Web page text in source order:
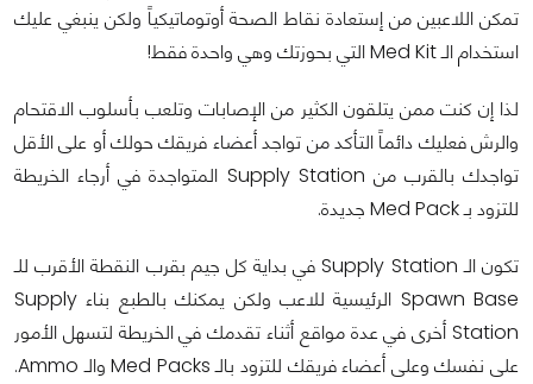
تمكن اللاعبين من إستعادة نقاط الصحة أوتوماتيكياً ولكن ينبغي عليك
استخدام الـ Med Kit التي بحوزتك وهي واحدة فقط!
لذا إن كنت ممن يتلقون الكثير من الإصابات وتلعب بأسلوب الاقتحام
والرش فعليك دائماً التأكد من تواجد أعضاء فريقك حولك أو على الأقل
تواجدك بالقرب من Supply Station المتواجدة في أرجاء الخريطة
للتزود بـ Med Pack جديدة.
تكون الـ Supply Station في بداية كل جيم بقرب النقطة الأقرب للـ
Spawn Base الرئيسية للاعب ولكن يمكنك بالطبع بناء Supply
Station أخرى في عدة مواقع أثناء تقدمك في الخريطة لتسهل الأمور
على نفسك وعلى أعضاء فريقك للتزود بالـ Med Packs والـ Ammo.